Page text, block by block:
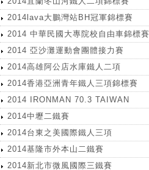
2014lava大鵬灣站BH冠軍錦標賽
2014 中華民國大專院校自由車錦標賽
2014 亞沙灘運動會團體接力賽
2014高雄阿公店水庫鐵人二項
2014香港亞洲青年鐵人三項錦標賽
2014 IRONMAN 70.3 TAIWAN
2014中壢二鐵賽
2014台東之美國際鐵人三項
2014基隆市外本山二鐵賽
2014新北市微風國際三鐵賽